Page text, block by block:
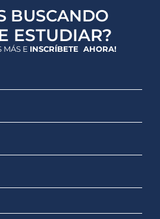
BUSCANDO
ESTUDIAR?
MÁS E INSCRÍBETE AHORA!